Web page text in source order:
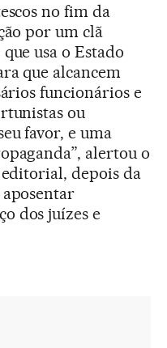
no fim da
por um clã
usa o Estado
que alcancem
funcionários e
ou
favor, e uma
alertou o
depois da
dos juízes e